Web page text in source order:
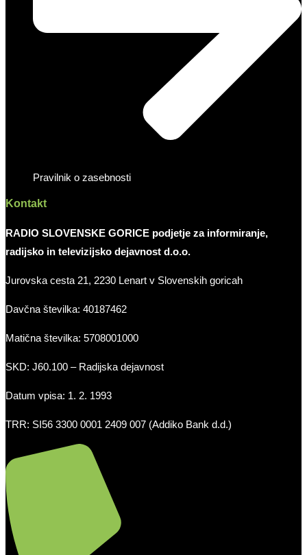
Pravilnik o zasebnosti
Kontakt
RADIO SLOVENSKE GORICE podjetje za informiranje,
radijsko in televizijsko dejavnost d.o.o.
Jurovska cesta 21, 2230 Lenart v Slovenskih goricah
Davčna številka: 40187462
Matična številka: 5708001000
SKD: J60.100 – Radijska dejavnost
Datum vpisa: 1. 2. 1993
TRR: SI56 3300 0001 2409 007 (Addiko Bank d.d.)